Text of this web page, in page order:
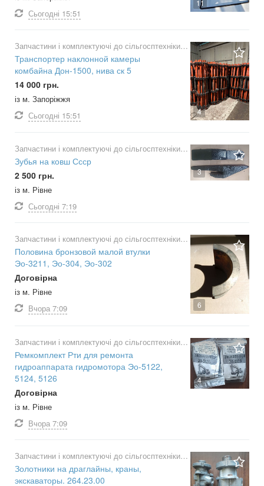
11
Сьогодні 15:51
4
Запчастини і комплектуючі до сільгосптехніки
Транспортер наклонной камеры
комбайна Дон-1500, нива ск 5
14 000 грн.
із м. Запоріжжя
Сьогодні 15:51
3
Запчастини і комплектуючі до сільгосптехніки
Зубья на ковш Ссср
2 500 грн.
із м. Рівне
Сьогодні 7:19
6
Запчастини і комплектуючі до сільгосптехніки
Половина бронзовой малой втулки
Эо-3211, Эо-304, Эо-302
Договірна
із м. Рівне
Вчора 7:09
4
Запчастини і комплектуючі до сільгосптехніки
Ремкомплект Рти для ремонта
гидроаппарата гидромотора Эо-5122,
5124, 5126
Договірна
із м. Рівне
Вчора 7:09
Запчастини і комплектуючі до сільгосптехніки
Золотники на драглайны, краны,
экскаваторы. 264.23.00